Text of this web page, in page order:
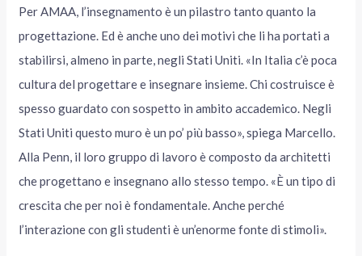
Per AMAA, l’insegnamento è un pilastro tanto quanto la
progettazione. Ed è anche uno dei motivi che li ha portati a
stabilirsi, almeno in parte, negli Stati Uniti. «In Italia c’è poca
cultura del progettare e insegnare insieme. Chi costruisce è
spesso guardato con sospetto in ambito accademico. Negli
Stati Uniti questo muro è un po’ più basso», spiega Marcello.
Alla Penn, il loro gruppo di lavoro è composto da architetti
che progettano e insegnano allo stesso tempo. «È un tipo di
crescita che per noi è fondamentale. Anche perché
l’interazione con gli studenti è un’enorme fonte di stimoli».